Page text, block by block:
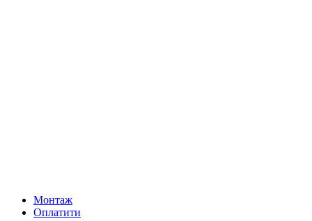
Монтаж
Оплатити